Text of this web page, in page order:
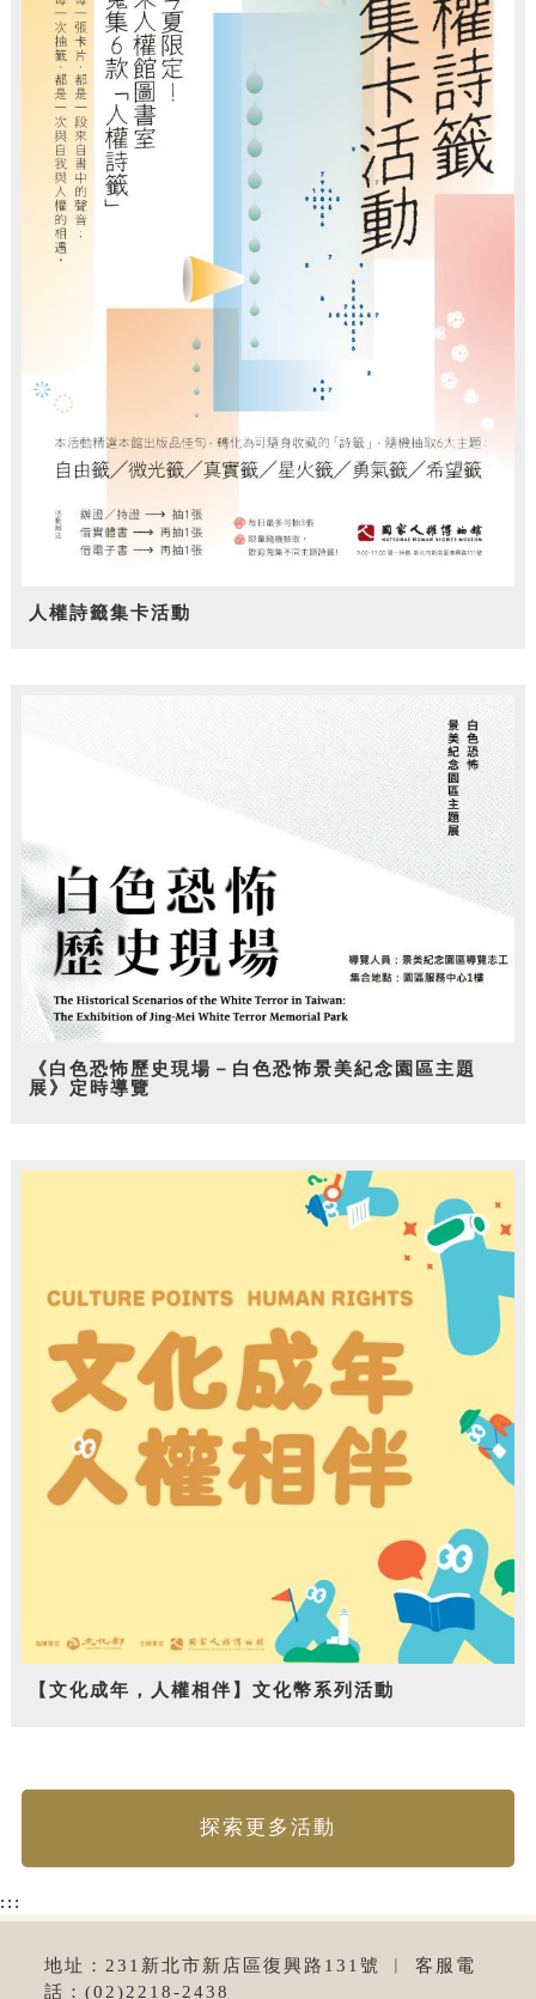
人權詩籤集卡活動
《白色恐怖歷史現場－白色恐怖景美紀念園區主題
展》定時導覽
【文化成年，人權相伴】文化幣系列活動
探索更多活動
:::
地址：231新北市新店區復興路131號 ︱ 客服電
話：(02)2218-2438